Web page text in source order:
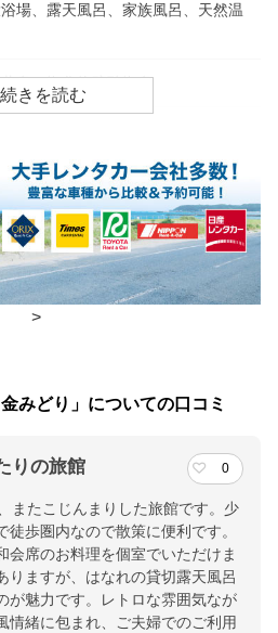
場、露天風呂、家族風呂、天然温
泉、塩化物硫酸塩泉
りバスにて２５分後、草津温泉バス
越道渋川伊香保ＩＣより８５分
提供：楽天トラベル
>
みどり」についての口コミ
りの旅館 0
またこじんまりした旅館です。少
徒歩圏内なので散策に便利です。
会席のお料理を個室でいただけま
りますが、はなれの貸切露天風呂
が魅力です。レトロな雰囲気なが
情緒に包まれ、ご夫婦でのご利用